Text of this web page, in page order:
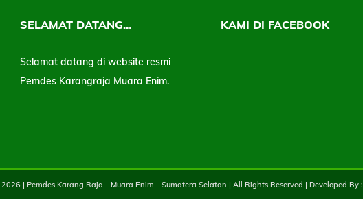
SELAMAT DATANG…
Selamat datang di website resmi
Pemdes Karangraja Muara Enim.
KAMI DI FACEBOOK
2026 | Pemdes Karang Raja - Muara Enim - Sumatera Selatan | All Rights Reserved | Developed By :